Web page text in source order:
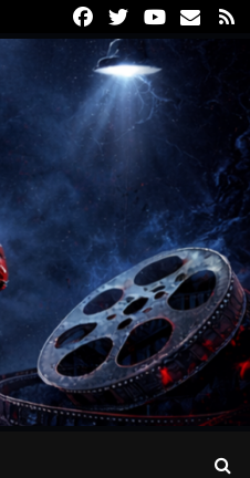
FacebookTwitterYoutube
Email